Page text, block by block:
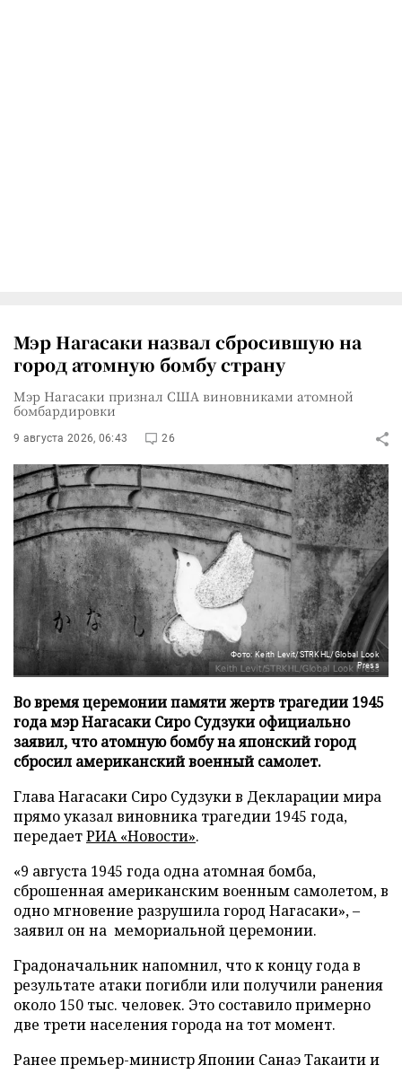
Мэр Нагасаки назвал сбросившую на
город атомную бомбу страну
Мэр Нагасаки признал США виновниками атомной
бомбардировки
9 августа 2026, 06:43 26
Фото: Keith Levit/STRKHL/Global Look
Press
Во время церемонии памяти жертв трагедии 1945
года мэр Нагасаки Сиро Судзуки официально
заявил, что атомную бомбу на японский город
сбросил американский военный самолет.
Глава Нагасаки Сиро Судзуки в Декларации мира
прямо указал виновника трагедии 1945 года,
передаетРИА «Новости».
«9 августа 1945 года одна атомная бомба,
сброшенная американским военным самолетом, в
одно мгновение разрушила город Нагасаки», –
заявил он на мемориальной церемонии.
Градоначальник напомнил, что к концу года в
результате атаки погибли или получили ранения
около 150 тыс. человек. Это составило примерно
две трети населения города на тот момент.
Ранее премьер-министр Японии Санаэ Такаити и